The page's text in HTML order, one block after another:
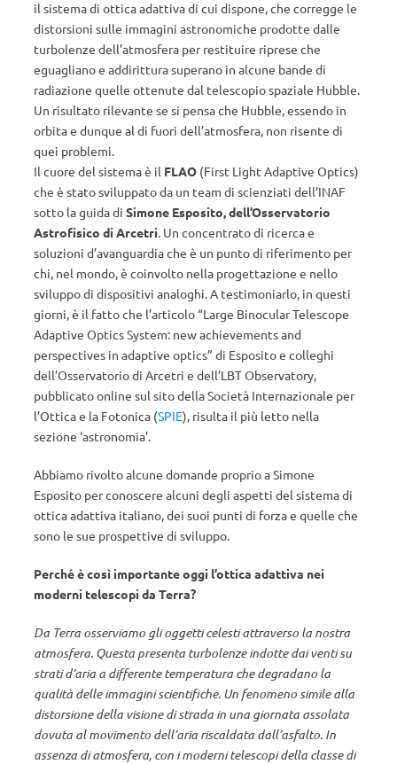
il sistema di ottica adattiva di cui dispone, che corregge le
distorsioni sulle immagini astronomiche prodotte dalle
turbolenze dell’atmosfera per restituire riprese che
eguagliano e addirittura superano in alcune bande di
radiazione quelle ottenute dal telescopio spaziale Hubble.
Un risultato rilevante se si pensa che Hubble, essendo in
orbita e dunque al di fuori dell’atmosfera, non risente di
quei problemi.
Il cuore del sistema è il FLAO (First Light Adaptive Optics)
che è stato sviluppato da un team di scienziati dell’INAF
sotto la guida di Simone Esposito, dell’Osservatorio
Astrofisico di Arcetri. Un concentrato di ricerca e
soluzioni d’avanguardia che è un punto di riferimento per
chi, nel mondo, è coinvolto nella progettazione e nello
sviluppo di dispositivi analoghi. A testimoniarlo, in questi
giorni, è il fatto che l’articolo “Large Binocular Telescope
Adaptive Optics System: new achievements and
perspectives in adaptive optics” di Esposito e colleghi
dell’Osservatorio di Arcetri e dell’LBT Observatory,
pubblicato online sul sito della Società Internazionale per
l’Ottica e la Fotonica (SPIE), risulta il più letto nella
sezione ‘astronomia’.
Abbiamo rivolto alcune domande proprio a Simone
Esposito per conoscere alcuni degli aspetti del sistema di
ottica adattiva italiano, dei suoi punti di forza e quelle che
sono le sue prospettive di sviluppo.
Perché è così importante oggi l’ottica adattiva nei
moderni telescopi da Terra?
Da Terra osserviamo gli oggetti celesti attraverso la nostra
atmosfera. Questa presenta turbolenze indotte dai venti su
strati d’aria a differente temperatura che degradano la
qualità delle immagini scientifiche. Un fenomeno simile alla
distorsione della visione di strada in una giornata assolata
dovuta al movimento dell’aria riscaldata dall’asfalto. In
assenza di atmosfera, con i moderni telescopi della classe di